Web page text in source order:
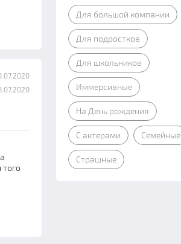
Для большой компании
Для подростков
Для школьников
Иммерсивные
На День рождения
С актерами Семейные
Страшные